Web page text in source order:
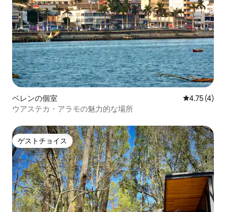
ベレンの個室 レビュー4
4.75 (4)
ウアステカ・アラモの魅力的な場所
ゲストチョイス
ゲストチョイス